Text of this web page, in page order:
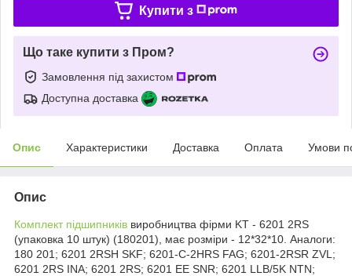
Купити з
Що таке купити з Пром?
Замовлення під захистом
Доступна доставка
Опис Характеристики Доставка Оплата Умови
Опис
Комплект підшипників виробництва фірми KT - 6201 2RS
(упаковка 10 штук) (180201), має розміри - 12*32*10. Аналоги:
180 201; 6201 2RSH SKF; 6201-C-2HRS FAG; 6201-2RSR ZVL;
6201 2RS INA; 6201 2RS; 6201 EE SNR; 6201 LLB/5K NTN;